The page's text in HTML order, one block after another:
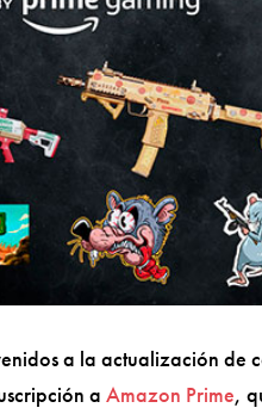
a la actualización de
aAmazon Prime,